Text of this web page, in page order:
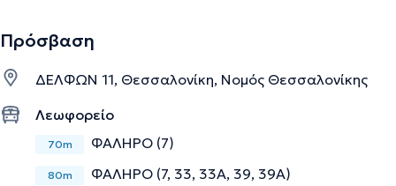
Πρόσβαση
ΔΕΛΦΩΝ 11, Θεσσαλονίκη, Νομός Θεσσαλονίκης
Λεωφορείο
70m ΦΑΛΗΡΟ (7)
80m ΦΑΛΗΡΟ (7, 33, 33Α, 39, 39Α)